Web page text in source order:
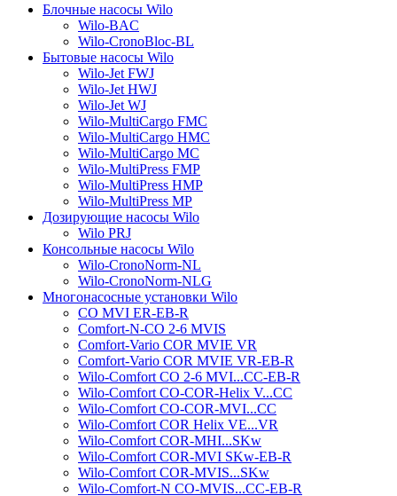
Блочные насосы Wilo
Wilo-BAC
Wilo-CronoBloc-BL
Бытовые насосы Wilo
Wilo-Jet FWJ
Wilo-Jet HWJ
Wilo-Jet WJ
Wilo-MultiCargo FMC
Wilo-MultiCargo HMC
Wilo-MultiCargo MC
Wilo-MultiPress FMP
Wilo-MultiPress HMP
Wilo-MultiPress MP
Дозирующие насосы Wilo
Wilo PRJ
Консольные насосы Wilo
Wilo-CronoNorm-NL
Wilo-CronoNorm-NLG
Многонасосные установки Wilo
CO MVI ER-EB-R
Comfort-N-CO 2-6 MVIS
Comfort-Vario COR MVIE VR
Comfort-Vario COR MVIE VR-EB-R
Wilo-Comfort CO 2-6 MVI...CC-EB-R
Wilo-Comfort CO-COR-Helix V...CC
Wilo-Comfort CO-COR-MVI...CC
Wilo-Comfort COR Helix VE...VR
Wilo-Comfort COR-MHI...SKw
Wilo-Comfort COR-MVI SKw-EB-R
Wilo-Comfort COR-MVIS...SKw
Wilo-Comfort-N CO-MVIS...CC-EB-R